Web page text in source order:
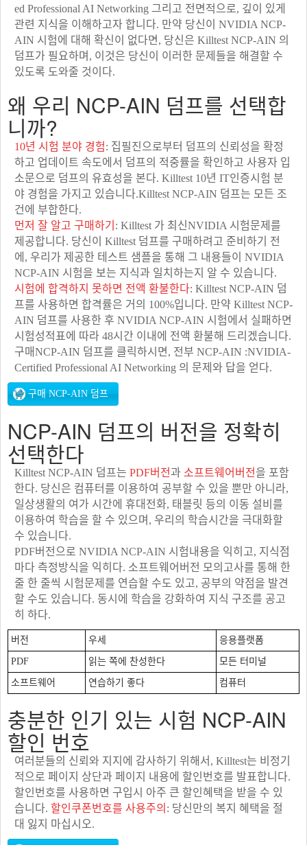
ed Professional AI Networking 그리고 전면적으로, 깊이 있게
관련 지식을 이해하고자 합니다. 만약 당신이 NVIDIA NCP-
AIN 시험에 대해 확신이 없다면, 당신은 Killtest NCP-AIN 의
덤프가 필요하며, 이것은 당신이 이러한 문제들을 해결할 수
있도록 도와줄 것이다.
왜 우리 NCP-AIN 덤프를 선택합
니까?
10년 시험 분야 경험: 집필진으로부터 덤프의 신뢰성을 확정
하고 업데이트 속도에서 덤프의 적중률을 확인하고 사용자 입
소문으로 덤프의 유효성을 본다. Killtest 10년 IT인증시험 분
야 경험을 가지고 있습니다.Killtest NCP-AIN 덤프는 모든 조
건에 부합한다.
먼저 잘 알고 구매하기 : Killtest 가 최신NVIDIA 시험문제를
제공합니다. 당신이 Killtest 덤프를 구매하려고 준비하기 전
에, 우리가 제공한 테스트 샘플을 통해 그 내용들이 NVIDIA
NCP-AIN 시험을 보는 지식과 일치하는지 알 수 있습니다.
시험에 합격하지 못하면 전액 환불한다: Killtest NCP-AIN 덤
프를 사용하면 합격률은 거의 100%입니다. 만약 Killtest NCP-
AIN 덤프를 사용한 후 NVIDIA NCP-AIN 시험에서 실패하면
시험성적표에 따라 48시간 이내에 전액 환불해 드리겠습니다.
구매NCP-AIN 덤프를 클릭하시면, 전부 NCP-AIN :NVIDIA-
Certified Professional AI Networking 의 문제와 답을 얻다.
NCP-AIN 덤프의 버전을 정확히
선택한다
Killtest NCP-AIN 덤프는 PDF버전과 소프트웨어버전을 포함
한다. 당신은 컴퓨터를 이용하여 공부할 수 있을 뿐만 아니라,
일상생활의 여가 시간에 휴대전화, 태블릿 등의 이동 설비를
이용하여 학습을 할 수 있으며, 우리의 학습시간을 극대화할
수 있습니다.
PDF버전으로 NVIDIA NCP-AIN 시험내용을 익히고, 지식점
마다 측정방식을 익히다. 소프트웨어버전 모의고사를 통해 한
줄 한 줄씩 시험문제를 연습할 수도 있고, 공부의 약점을 발견
할 수도 있습니다. 동시에 학습을 강화하여 지식 구조를 공고
히 하다.
버전 우세 응용플랫폼
PDF 읽는 쪽에 찬성한다 모든 터미널
소프트웨어 연습하기 좋다 컴퓨터
충분한 인기 있는 시험 NCP-AIN
할인 번호
여러분들의 신뢰와 지지에 감사하기 위해서, Killtest는 비정기
적으로 페이지 상단과 페이지 내용에 할인번호를 발표합니다.
할인번호를 사용하면 구입시 아주 큰 할인혜택을 받을 수 있
습니다. 할인쿠폰번호를 사용주의 : 당신만의 복지 혜택을 절
대 잃지 마십시오.